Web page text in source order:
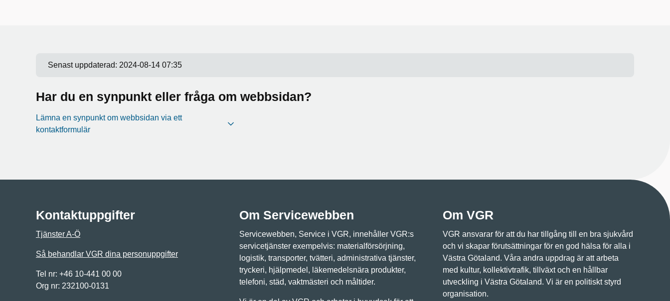
Senast uppdaterad: 2024-08-14 07:35
Har du en synpunkt eller fråga om webbsidan?
Lämna en synpunkt om webbsidan via ett
kontaktformulär
Kontaktuppgifter
Tjänster A-Ö
Så behandlar VGR dina personuppgifter
Tel nr: +46 10-441 00 00
Org nr: 232100-0131
Om Servicewebben
Servicewebben, Service i VGR, innehåller VGR:s
servicetjänster exempelvis: materialförsörjning,
logistik, transporter, tvätteri, administrativa tjänster,
tryckeri, hjälpmedel, läkemedelsnära produkter,
telefoni, städ, vaktmästeri och måltider.
Om VGR
VGR ansvarar för att du har tillgång till en bra sjukvård
och vi skapar förutsättningar för en god hälsa för alla i
Västra Götaland. Våra andra uppdrag är att arbeta
med kultur, kollektivtrafik, tillväxt och en hållbar
utveckling i Västra Götaland. Vi är en politiskt styrd
organisation.